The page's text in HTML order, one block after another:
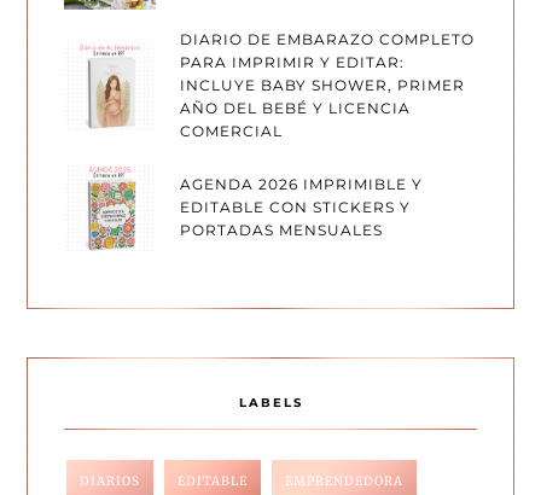
DIARIO DE EMBARAZO COMPLETO
PARA IMPRIMIR Y EDITAR:
INCLUYE BABY SHOWER, PRIMER
AÑO DEL BEBÉ Y LICENCIA
COMERCIAL
AGENDA 2026 IMPRIMIBLE Y
EDITABLE CON STICKERS Y
PORTADAS MENSUALES
LABELS
DIARIOS EDITABLE EMPRENDEDORA